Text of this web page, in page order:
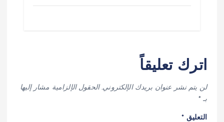
اترك تعليقاً
لن يتم نشر عنوان بريدك الإلكتروني. الحقول الإلزامية مشار إليها
بـ*
التعليق*